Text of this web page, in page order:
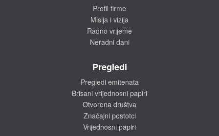
Profil firme
Misija i vizija
Radno vrijeme
Neradni dani
Pregledi
Pregledi emitenata
Brisani vrijednosni papiri
Otvorena društva
Značajni postotci
Vrijednosni papiri